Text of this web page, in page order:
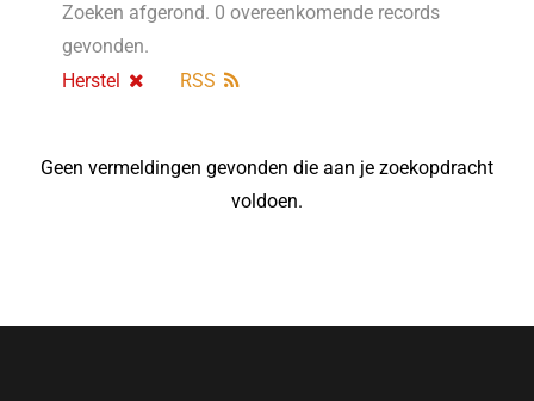
Zoeken afgerond. 0 overeenkomende records
gevonden.
Herstel
RSS
Geen vermeldingen gevonden die aan je zoekopdracht
voldoen.